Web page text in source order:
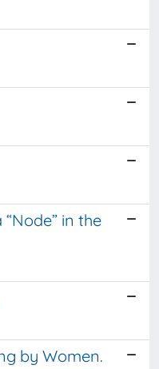
in the
by Women.